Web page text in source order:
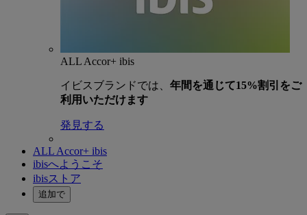
ALL Accor+ ibis
イビスブランドでは、 年間を通じて15%割引をご
利用いただけます
発見する
ALL Accor+ ibis
ibisへようこそ
ibisストア
追加で